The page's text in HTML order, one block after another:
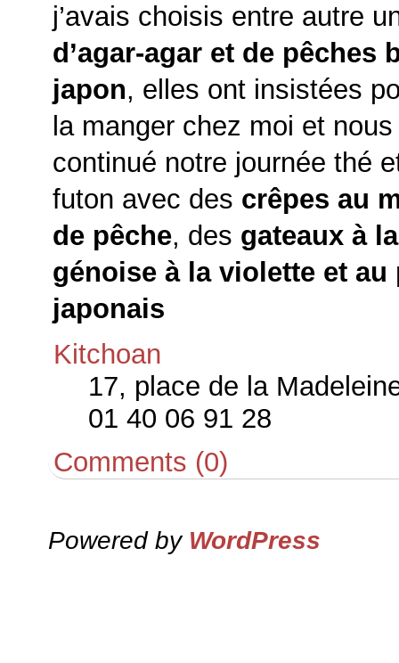
j’avais choisis entre autre
d’agar-agar et de pêches
japon, elles ont insistées
la manger chez moi et
continué notre journée thé
futon avec des crêpes au
de pêche, des gateaux à
génoise à la violette et
japonais
Kitchoan
17, place de la
01 40 06 91 28
Comments (0)
Powered by WordPress